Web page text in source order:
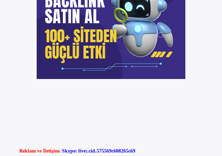
Reklam ve İletişim: Skype: live:.cid.575569c608265c69